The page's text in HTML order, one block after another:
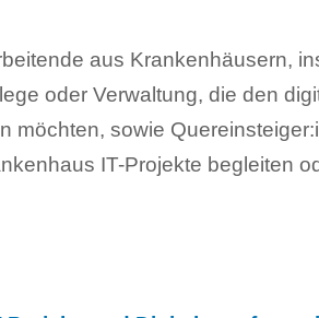
aus Krankenhäusern,
oder Verwaltung, die den
möchten, sowie
IT-Projekte begleiten